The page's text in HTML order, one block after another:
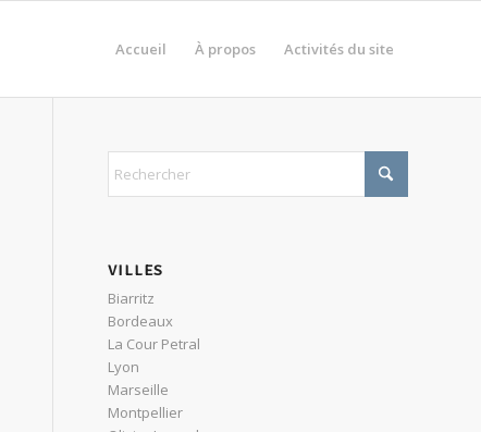
Accueil À propos Activités du site
VILLES
Biarritz
Bordeaux
La Cour Petral
Lyon
Marseille
Montpellier